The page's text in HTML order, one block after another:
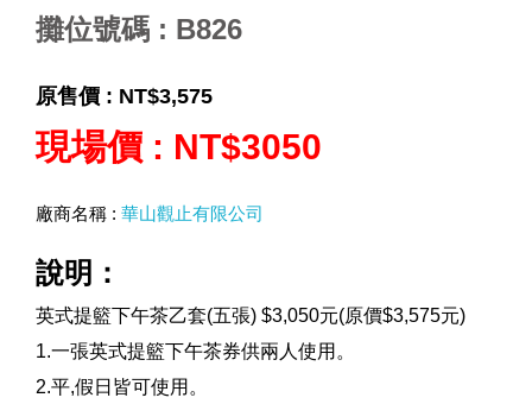
攤位號碼 : B826
原售價 : NT$3,575
現場價 : NT$3050
廠商名稱 : 華山觀止有限公司
說明：
英式提籃下午茶乙套(五張) $3,050元(原價$3,575元)
1.一張英式提籃下午茶券供兩人使用。
2.平,假日皆可使用。